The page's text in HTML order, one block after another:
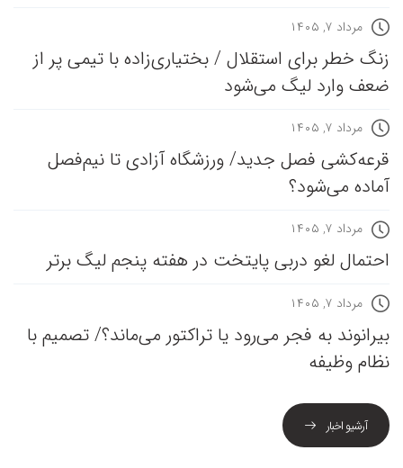
مرداد ۷, ۱۴۰۵
زنگ خطر برای استقلال / بختیاری‌زاده با تیمی پر از
ضعف وارد لیگ می‌شود
مرداد ۷, ۱۴۰۵
قرعه‎‌کشی فصل جدید/ ورزشگاه آزادی تا نیم‌فصل
آماده می‌شود؟
مرداد ۷, ۱۴۰۵
احتمال لغو دربی پایتخت در هفته پنجم لیگ برتر
مرداد ۷, ۱۴۰۵
بیرانوند به فجر می‌رود یا تراکتور می‌ماند؟/ تصمیم با
نظام وظیفه
آرشیو اخبار